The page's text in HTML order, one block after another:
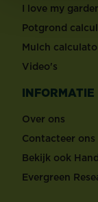
I love my
Potgrond
Mulch
Video's
INFORMATIE
Over ons
Contacteer ons
Bekijk ook
Evergreen